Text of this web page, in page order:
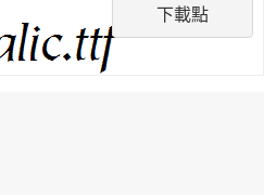
下載點